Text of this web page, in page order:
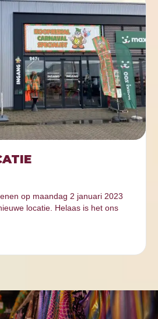
op maandag 2 januari 2023
locatie. Helaas is het ons